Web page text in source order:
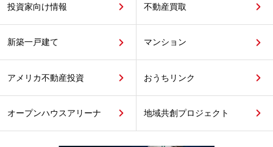
投資家向け情報 不動産買取
新築一戸建て マンション
アメリカ不動産投資 おうちリンク
オープンハウスアリーナ 地域共創プロジェクト